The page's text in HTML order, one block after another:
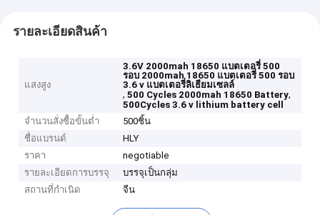
รายละเอียดสินค้า
แสงสูง
3.6V 2000mah 18650 แบตเตอรี่ 500
รอบ 2000mah 18650 แบตเตอรี่ 500 รอบ
3.6 v แบตเตอรี่ลิเธียมเซลล์
,500 Cycles 2000mah 18650 Battery,
500Cycles 3.6 v lithium battery cell
จำนวนสั่งซื้อขั้นต่ำ
500ชิ้น
ชื่อแบรนด์
HLY
ราคา
negotiable
รายละเอียดการบรรจุ
บรรจุเป็นกลุ่ม
สถานที่กำเนิด
จีน